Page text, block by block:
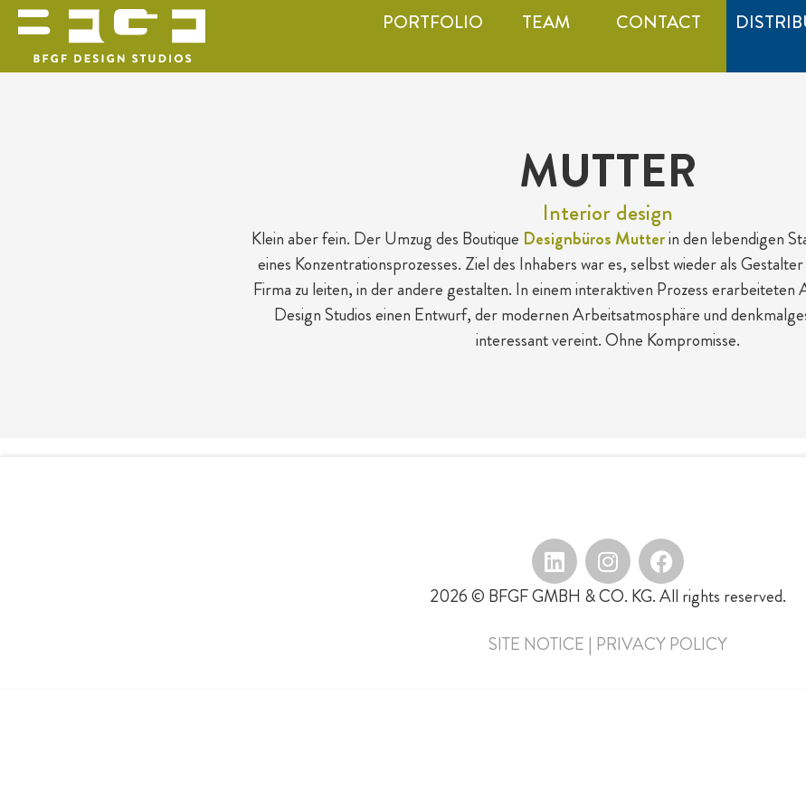
PORTFOLIO TEAM CONTACT
MUTTER
Interior design
Klein aber fein. Der Umzug des Boutique Designbüros Mutterin den lebendigen
eines Konzentrationsprozesses. Ziel des Inhabers war es, selbst wieder als
Firma zu leiten, in der andere gestalten. In einem interaktiven Prozess
Design Studios einen Entwurf, der modernen Arbeitsatmosphäre und
interessant vereint. Ohne Kompromisse.
2026 © BFGF GMBH & CO. KG. All rights reserved.
SITE NOTICE | PRIVACY POLICY